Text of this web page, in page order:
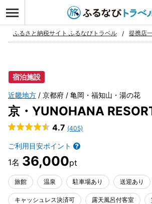
お気に入り
ふるさと納税サイト ふるなびトラベル 提携店
宿泊施設
近畿地方 京都府 亀岡・福知山・湯の花
京・YUNOHANA
4.7 (405)
ご利用目安ポイント
36,000
旅館 温泉 駐車場あり 送迎あり
キャッシュレス決済可 露天風呂付客室